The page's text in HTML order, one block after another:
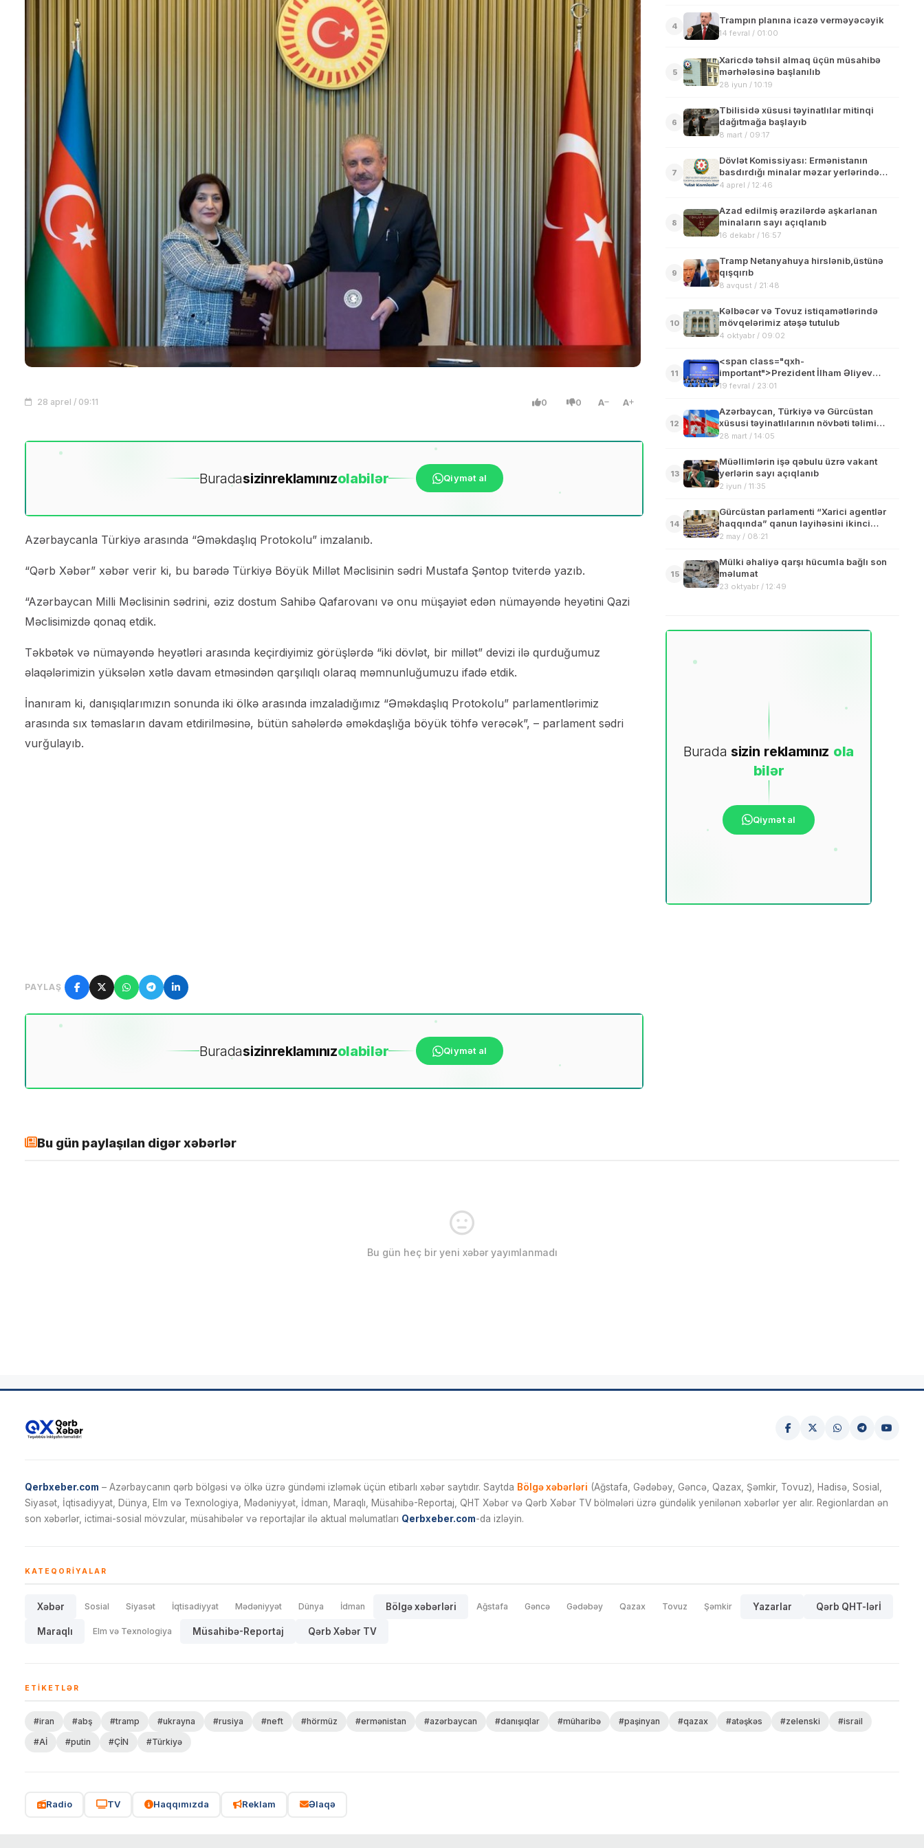
28 aprel / 09:11 0 0 A A
Buradasizinreklamınızolabilər Qiymət al
Azərbaycanla Türkiyə arasında “Əməkdaşlıq Protokolu” imzalanıb.
“Qərb Xəbər” xəbər verir ki, bu barədə Türkiyə Böyük Millət Məclisinin sədri Mustafa Şəntop tviterdə yazıb.
“Azərbaycan Milli Məclisinin sədrini, əziz dostum Sahibə Qafarovanı və onu müşayiət edən nümayəndə heyətini Qazi
Məclisimizdə qonaq etdik.
Təkbətək və nümayəndə heyətləri arasında keçirdiyimiz görüşlərdə “iki dövlət, bir millət” devizi ilə qurduğumuz
əlaqələrimizin yüksələn xətlə davam etməsindən qarşılıqlı olaraq məmnunluğumuzu ifadə etdik.
İnanıram ki, danışıqlarımızın sonunda iki ölkə arasında imzaladığımız “Əməkdaşlıq Protokolu” parlamentlərimiz
arasında sıx təmasların davam etdirilməsinə, bütün sahələrdə əməkdaşlığa böyük töhfə verəcək”, – parlament sədri
vurğulayıb.
PAYLAŞ
Buradasizinreklamınızolabilər Qiymət al
4
Trampın planına icazə verməyəcəyik
14 fevral / 01:00
5
Xaricdə təhsil almaq üçün müsahibə
mərhələsinə başlanılıb
28 iyun / 10:19
6
Tbilisidə xüsusi təyinatlılar mitinqi
dağıtmağa başlayıb
8 mart / 09:17
7
Dövlət Komissiyası: Ermənistanın
basdırdığı minalar məzar yerlərində
axtarış və qazıntı işlərinin aparılmasına
4 aprel / 12:46
8
Azad edilmiş ərazilərdə aşkarlanan
minaların sayı açıqlanıb
16 dekabr / 16:57
9
Tramp Netanyahuya hirslənib,üstünə
qışqırıb
8 avqust / 21:48
10
Kəlbəcər və Tovuz istiqamətlərində
mövqelərimiz atəşə tutulub
4 oktyabr / 09:02
11
<span class="qxh-
important">Prezident İlham Əliyev
Vaşinqtonda “Sülh Şurası”nın iclasında
19 fevral / 23:01
12
Azərbaycan, Türkiyə və Gürcüstan
xüsusi təyinatlılarının növbəti təlimi
keçiriləcək
28 mart / 14:05
13
Müəllimlərin işə qəbulu üzrə vakant
yerlərin sayı açıqlanıb
2 iyun / 11:35
14
Gürcüstan parlamenti “Xarici agentlər
haqqında” qanun layihəsini ikinci
oxunuşda dəstəkləyib
2 may / 08:21
15
Mülki əhaliyə qarşı hücumla bağlı son
məlumat
23 oktyabr / 12:49
Burada sizin reklamınız ola
bilər
Qiymət al
Bu gün paylaşılan digər xəbərlər
Bu gün heç bir yeni xəbər yayımlanmadı
Qerbxeber.com – Azərbaycanın qərb bölgəsi və ölkə üzrə gündəmi izləmək üçün etibarlı xəbər saytıdır. Saytda Bölgə xəbərləri (Ağstafa, Gədəbəy, Gəncə, Qazax, Şəmkir, Tovuz), Hadisə, Sosial,
Siyasət, İqtisadiyyat, Dünya, Elm və Texnologiya, Mədəniyyət, İdman, Maraqlı, Müsahibə-Reportaj, QHT Xəbər və Qərb Xəbər TV bölmələri üzrə gündəlik yenilənən xəbərlər yer alır. Regionlardan ən
son xəbərlər, ictimai-sosial mövzular, müsahibələr və reportajlar ilə aktual məlumatları Qerbxeber.com-da izləyin.
KATEQORIYALAR
Xəbər Sosial Siyasət İqtisadiyyat Mədəniyyət Dünya İdman Bölgə xəbərləri Ağstafa Gəncə Gədəbəy Qazax Tovuz Şəmkir Yazarlar Qərb QHT-lərİ
Maraqlı Elm və Texnologiya Müsahibə-Reportaj Qərb Xəbər TV
ETIKETLƏR
#iran #abş #tramp #ukrayna #rusiya #neft #hörmüz #ermənistan #azərbaycan #danışıqlar #müharibə #paşinyan #qazax #atəşkəs #zelenski
#israil
#Aİ
#putin #ÇİN #Türkiyə
Radio TV Haqqımızda Reklam Əlaqə